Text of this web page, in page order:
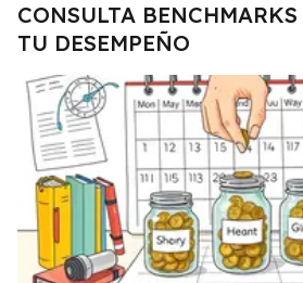
CONSULTA
TU DESEMPEÑO